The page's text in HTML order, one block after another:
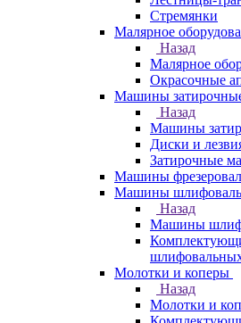
Стремянки
Малярное
Назад
Малярное
Окрасочные
Машины
Назад
Машины
Диски и
Затирочные
Машины
Машины
Назад
Машины
Молотки и коперы
Назад
Молотки и